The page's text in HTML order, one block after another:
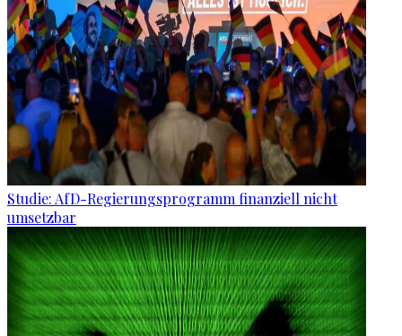
Studie: AfD-Regierungsprogramm finanziell nicht
umsetzbar